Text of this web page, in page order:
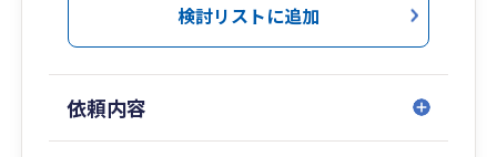
検討リストに追加
依頼内容